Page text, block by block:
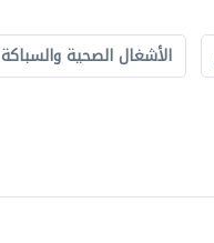
الأشغال الصحية والسباكة